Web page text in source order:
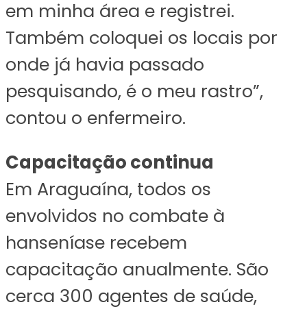
em minha área e registrei.
Também coloquei os locais por
onde já havia passado
pesquisando, é o meu rastro”,
contou o enfermeiro.
Capacitação continua
Em Araguaína, todos os
envolvidos no combate à
hanseníase recebem
capacitação anualmente. São
cerca 300 agentes de saúde,